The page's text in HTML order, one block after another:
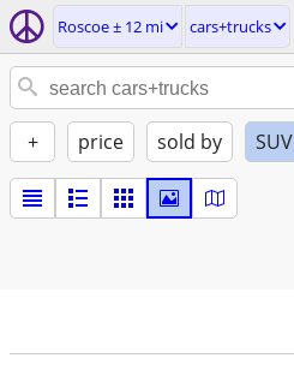
Roscoe ± 12 mi cars+trucks
+ price sold by SUV